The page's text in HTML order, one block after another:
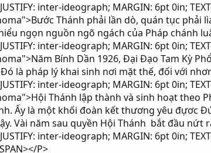
inter-ideograph; MARGIN: 6pt 0in;
Thánh phải lần dò, quán tục
ngọn nguồn ngõ ngách của Pháp chánh
inter-ideograph; MARGIN: 6pt 0in;
Bính Dần 1926, Đại Đạo Tam Kỳ
là pháp lý khai sinh nơi mặt thế, đối với
inter-ideograph; MARGIN: 6pt 0in;
Thánh lập thành và sinh hoạt
Ấy là một khối đoàn kết thương yêu đựơc
Vài năm sau quyền Hội Thánh bắt đầu nứt
inter-ideograph; MARGIN: 6pt 0in;
P>